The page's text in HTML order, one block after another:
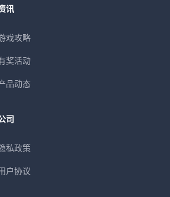
讯
戏攻略
奖活动
品动态
司
私政策
户协议